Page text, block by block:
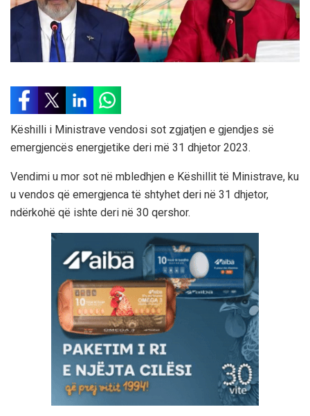
Këshilli i Ministrave vendosi sot zgjatjen e gjendjes së
emergjencës energjetike deri më 31 dhjetor 2023.
Vendimi u mor sot në mbledhjen e Këshillit të Ministrave, ku
u vendos që emergjenca të shtyhet deri në 31 dhjetor,
ndërkohë që ishte deri në 30 qershor.